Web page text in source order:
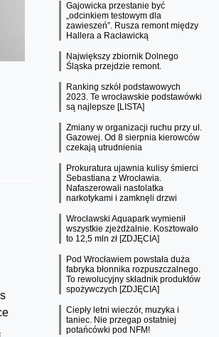
Gajowicka przestanie być
„odcinkiem testowym dla
zawieszeń”. Rusza remont między
Hallera a Racławicką
Największy zbiornik Dolnego
Śląska przejdzie remont.
Ranking szkół podstawowych
2023. Te wrocławskie podstawówki
są najlepsze [LISTA]
Zmiany w organizacji ruchu przy ul.
Gazowej. Od 8 sierpnia kierowców
czekają utrudnienia
Prokuratura ujawnia kulisy śmierci
Sebastiana z Wrocławia.
Nafaszerowali nastolatka
narkotykami i zamknęli drzwi
Wrocławski Aquapark wymienił
wszystkie zjeżdżalnie. Kosztowało
to 12,5 mln zł [ZDJĘCIA]
Pod Wrocławiem powstała duża
fabryka błonnika rozpuszczalnego.
To rewolucyjny składnik produktów
spożywczych [ZDJĘCIA]
Ciepły letni wieczór, muzyka i
taniec. Nie przegap ostatniej
potańcówki pod NFM!